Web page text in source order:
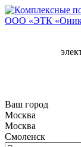
Ваш город
Москва
Москва
Смоленск